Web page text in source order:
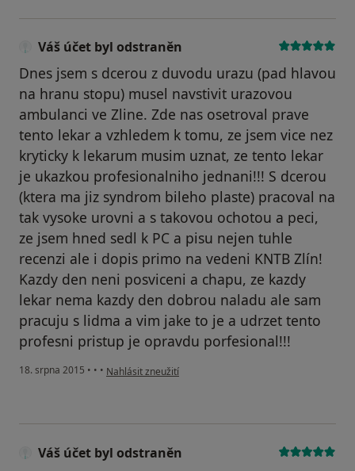
Váš účet byl odstraněn
Dnes jsem s dcerou z duvodu urazu (pad hlavou
na hranu stopu) musel navstivit urazovou
ambulanci ve Zline. Zde nas osetroval prave
tento lekar a vzhledem k tomu, ze jsem vice nez
kryticky k lekarum musim uznat, ze tento lekar
je ukazkou profesionalniho jednani!!! S dcerou
(ktera ma jiz syndrom bileho plaste) pracoval na
tak vysoke urovni a s takovou ochotou a peci,
ze jsem hned sedl k PC a pisu nejen tuhle
recenzi ale i dopis primo na vedeni KNTB Zlín!
Kazdy den neni posviceni a chapu, ze kazdy
lekar nema kazdy den dobrou naladu ale sam
pracuju s lidma a vim jake to je a udrzet tento
profesni pristup je opravdu porfesional!!!
18. srpna 2015 • • • podle názoru uživatele Váš účet byl odstraněn
Nahlásit zneužití
Váš účet byl odstraněn